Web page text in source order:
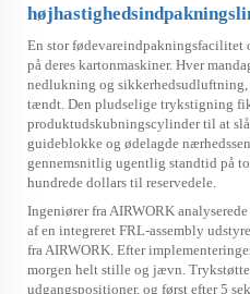
En stor fødevareindpakningsfacilitet
på deres kartonmaskiner. Hver
nedlukning og
tændt. Den pludselige trykstigning
produktudskubningscylinder til at
guideblokke og ødelagde
gennemsnitlig ugentlig standtid på
hundrede dollars til reservedele.
Ingeniører fra AIRWORK
af en integreret FRL-assembly
fra AIRWORK. Efter
morgen helt stille og jævn.
udgangspositioner, og først efter 5